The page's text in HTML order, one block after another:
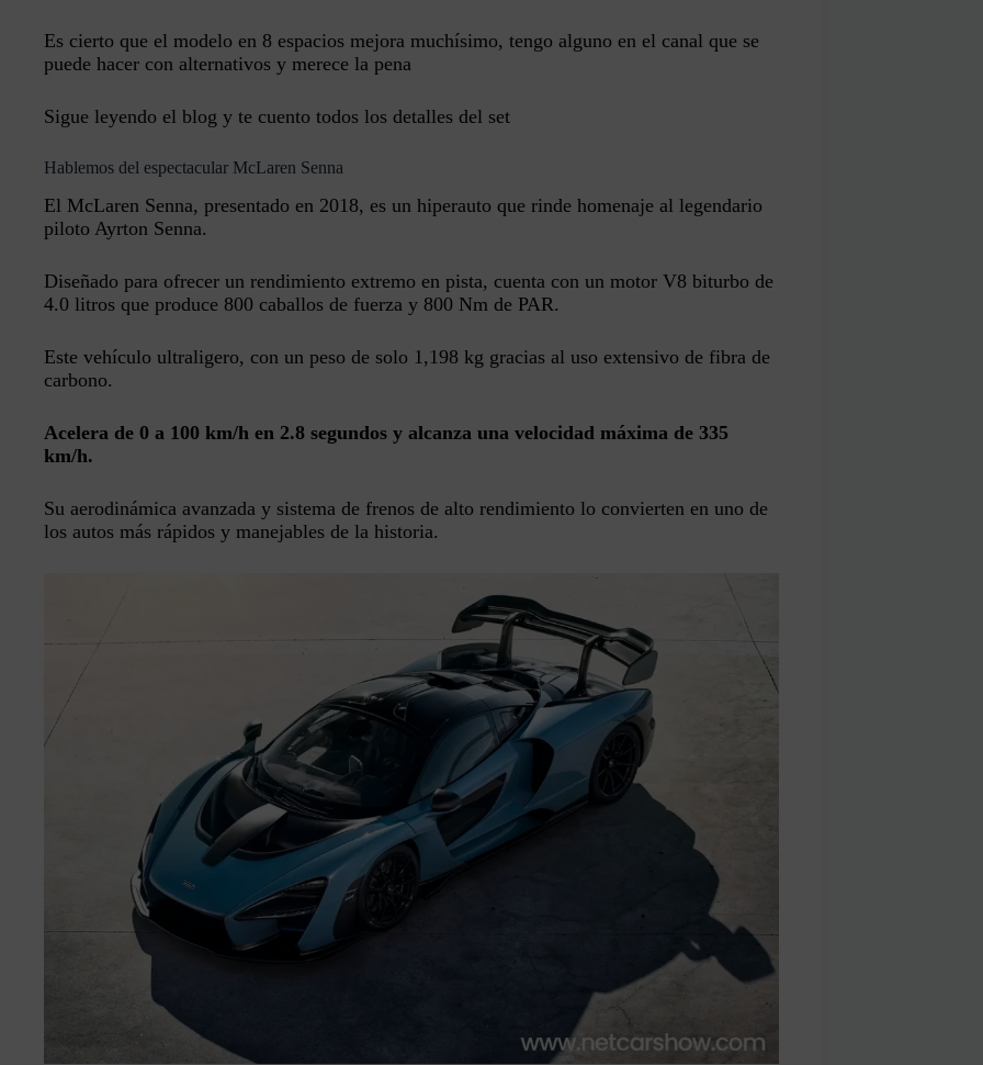
Es cierto que el modelo en 8 espacios mejora muchísimo, tengo alguno en el canal que se
puede hacer con alternativos y merece la pena
Sigue leyendo el blog y te cuento todos los detalles del set
Hablemos del espectacular McLaren Senna
El McLaren Senna, presentado en 2018, es un hiperauto que rinde homenaje al legendario
piloto Ayrton Senna.
Diseñado para ofrecer un rendimiento extremo en pista, cuenta con un motor V8 biturbo de
4.0 litros que produce 800 caballos de fuerza y 800 Nm de PAR.
Este vehículo ultraligero, con un peso de solo 1,198 kg gracias al uso extensivo de fibra de
carbono.
Acelera de 0 a 100 km/h en 2.8 segundos y alcanza una velocidad máxima de 335
km/h.
Su aerodinámica avanzada y sistema de frenos de alto rendimiento lo convierten en uno de
los autos más rápidos y manejables de la historia.